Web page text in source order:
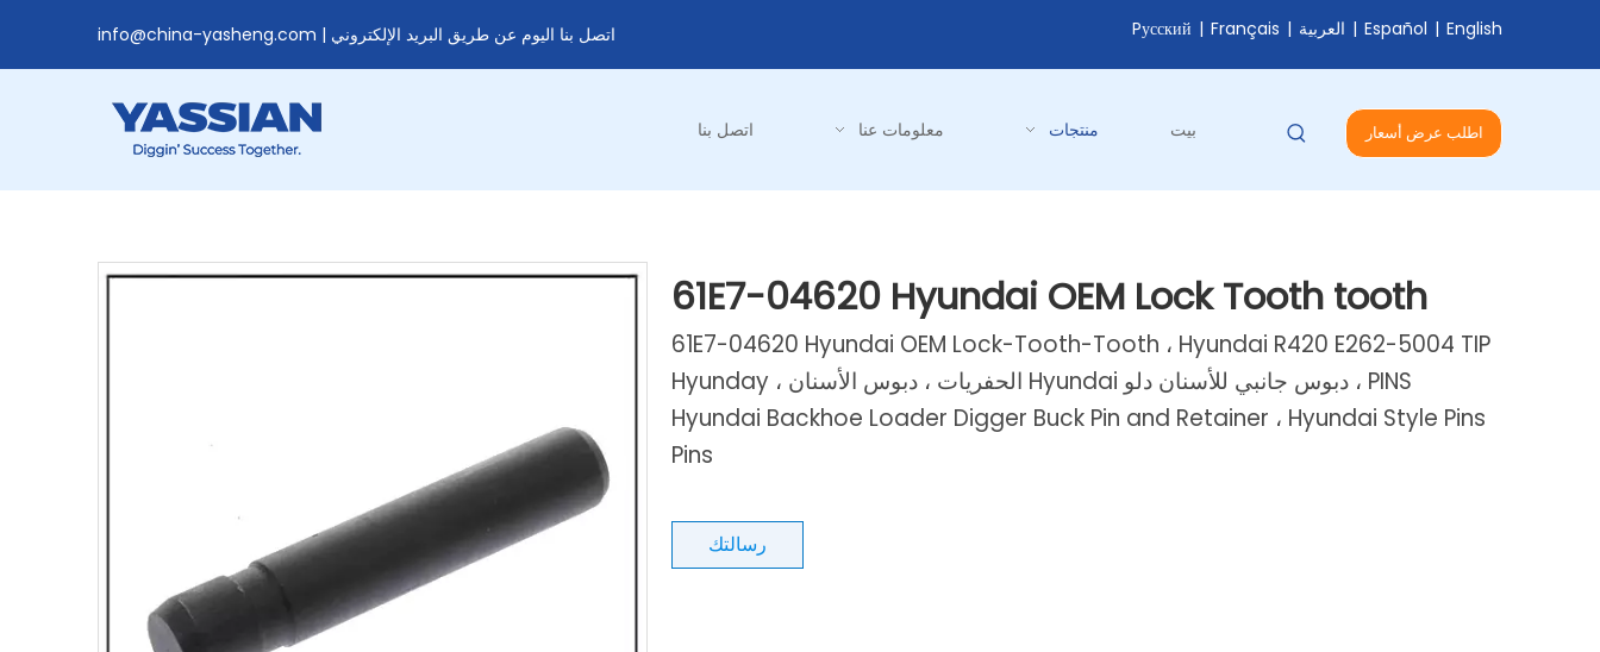
اتصل بنا اليوم عن طريق البريد الإلكتروني | info@china-yasheng.com English
|
Español
| العربية |
Français
|
Pусский
بيت منتجات معلومات عنا اتصل بنا اطلب عرض أسعار
61E7-04620 Hyundai OEM Lock Tooth tooth
61E7-04620 Hyundai OEM Lock-Tooth-Tooth ، Hyundai R420 E262-5004 TIP
PINS ، دبوس جانبي للأسنان دلو Hyundai الحفريات ، دبوس الأسنان Hyunday ،
Hyundai Backhoe Loader Digger Buck Pin and Retainer ، Hyundai Style Pins
Pins
رسالتك